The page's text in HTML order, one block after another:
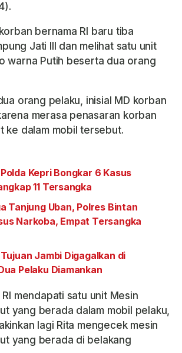
bernama RI baru tiba
Jati III dan melihat satu unit
warna Putih beserta dua orang
orang pelaku, inisial MD korban
merasa penasaran korban
ke dalam mobil tersebut.
Kepri Bongkar 6 Kasus
11 Tersangka
Tanjung Uban, Polres Bintan
Narkoba, Empat Tersangka
Jambi Digagalkan di
Pelaku Diamankan
mendapati satu unit Mesin
yang berada dalam mobil pelaku,
lagi Rita mengecek mesin
yang berada di belakang